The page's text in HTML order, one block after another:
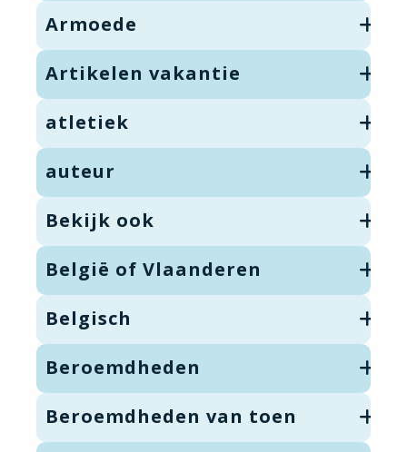
Armoede
Artikelen vakantie
atletiek
auteur
Bekijk ook
België of Vlaanderen
Belgisch
Beroemdheden
Beroemdheden van toen